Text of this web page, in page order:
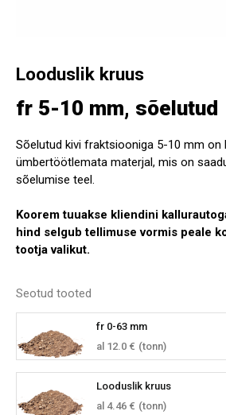
Looduslik kruus
fr 5-10 mm, sõelutud
Sõelutud kivi fraktsiooniga 5-10 mm on
ümbertöötlemata materjal, mis on
sõelumise teel.
Koorem tuuakse kliendini
hind selgub tellimuse vormis peale
tootja valikut.
Seotud tooted
fr 0-63 mm
al 12.0 € (tonn)
Looduslik kruus
al 4.46 € (tonn)